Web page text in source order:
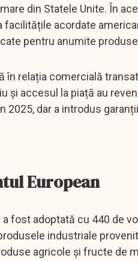
din Statele Unite. În
facilitățile acordate
pentru anumite
în relația comercială
și accesul la piață au
2025, dar a introdus
European
fost adoptată cu 440 de
industriale
agricole și fructe de